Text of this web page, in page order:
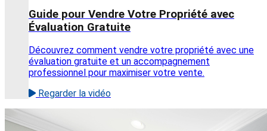
Guide pour Vendre Votre Propriété avec
Évaluation Gratuite
Découvrez comment vendre votre propriété avec une
évaluation gratuite et un accompagnement
professionnel pour maximiser votre vente.
Regarder la vidéo